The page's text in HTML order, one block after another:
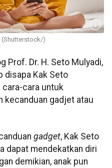
)
Prof. Dr. H. Seto Mulyadi,
disapa Kak Seto
cara-cara untuk
kecanduan gadjet atau
gadget, Kak Seto
dapat mendekatkan diri
demikian, anak pun